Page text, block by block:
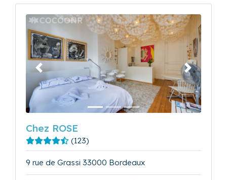
Précédent Suivant
Chez ROSE
(123)
9 rue de Grassi 33000 Bordeaux